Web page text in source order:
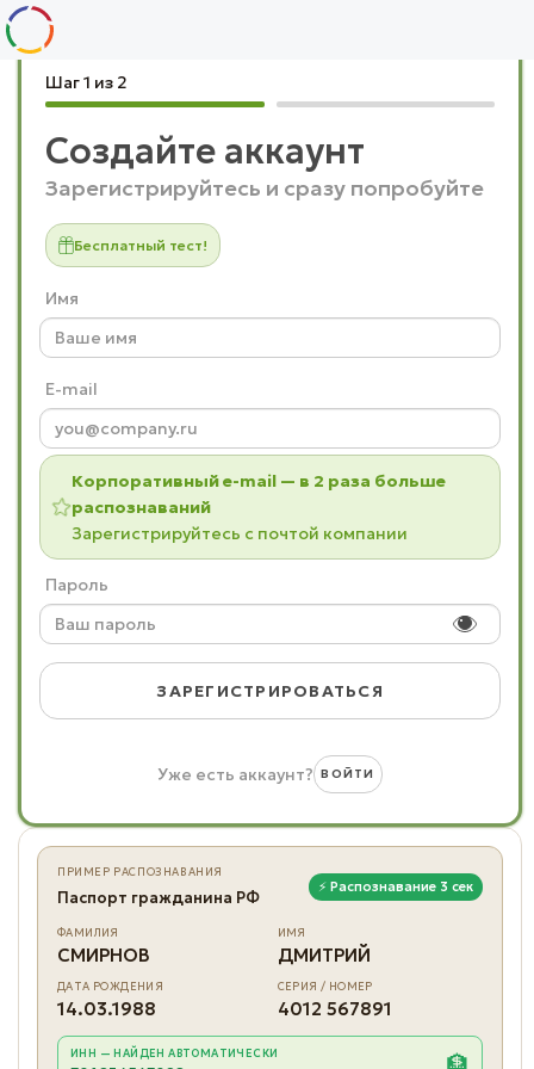
ПРИМЕР РАСПОЗНАВАНИЯ
Паспорт гражданина РФ
⚡ Распознавание 3 сек
ФАМИЛИЯ
СМИРНОВ
ИМЯ
ДМИТРИЙ
ДАТА РОЖДЕНИЯ
14.03.1988
СЕРИЯ / НОМЕР
4012 567891
ИНН — НАЙДЕН АВТОМАТИЧЕСКИ
Шаг 1 из 2
Создайте аккаунт
Зарегистрируйтесь и сразу попробуйте
Бесплатный тест!
Имя
E-mail
Корпоративный e-mail — в 2 раза больше
распознаваний
Зарегистрируйтесь с почтой компании
Пароль
ЗАРЕГИСТРИРОВАТЬСЯ
Уже есть аккаунт? ВОЙТИ